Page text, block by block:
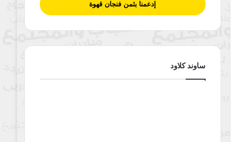
إدعمنا بثمن فنجان قهوة
ساوند كلاود